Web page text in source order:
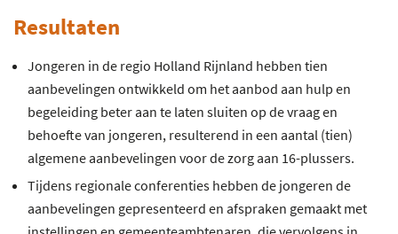
Resultaten
Jongeren in de regio Holland Rijnland hebben tien
aanbevelingen ontwikkeld om het aanbod aan hulp en
begeleiding beter aan te laten sluiten op de vraag en
behoefte van jongeren, resulterend in een aantal (tien)
algemene aanbevelingen voor de zorg aan 16-plussers.
Tijdens regionale conferenties hebben de jongeren de
aanbevelingen gepresenteerd en afspraken gemaakt met